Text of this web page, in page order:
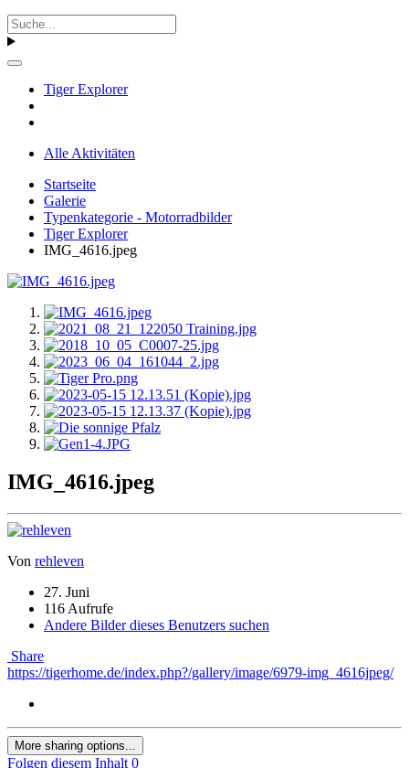
Tiger Explorer
Alle Aktivitäten
Startseite
Galerie
Typenkategorie - Motorradbilder
Tiger Explorer
IMG_4616.jpeg
IMG_4616.jpeg
Von rehleven
27. Juni
116 Aufrufe
Andere Bilder dieses Benutzers suchen
Share
https://tigerhome.de/index.php?/gallery/image/6979-img_4616jpeg/
More sharing options...
Folgen diesem Inhalt 0